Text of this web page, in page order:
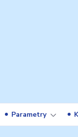
Parametry